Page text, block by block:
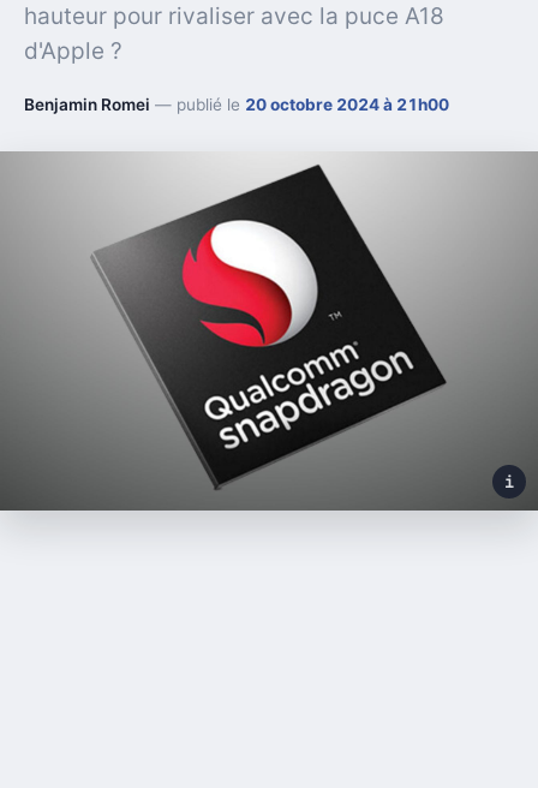
hauteur pour rivaliser avec la puce A18
d'Apple ?
Benjamin Romei — publié le 20 octobre 2024 à 21h00
i